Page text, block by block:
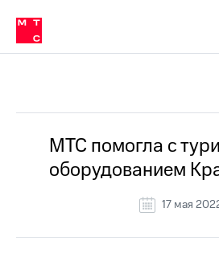
Медиа-центр
и акционерам
Устойчивое развитие
Комплаенс и деловая этика
компании
Карьера
История
компании
Руководство
в МТС
Пресс-
релизы
о технологиях
МТС помогла с
оборудованием
17 мая